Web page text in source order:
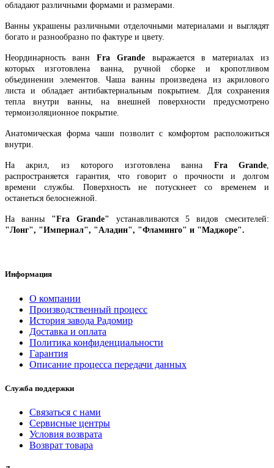
обладают различными формами и размерами.
Ванны украшены различными отделочными материалами и выглядят
богато и разнообразно по фактуре и цвету.
Неординарность ваннFra Grande выражается в материалах из
которых изготовлена ванна, ручной сборке и кропотливом
объединении элементов. Чаша ванны произведена из акрилового
листа и обладает антибактериальным покрытием. Для сохранения
тепла внутри ванны, на внешней поверхности предусмотрено
термоизоляционное покрытие.
Анатомическая форма чаши позволит с комфортом расположиться
внутри.
На акрил, из которого изготовлена ванна Fra Grande,
распространяется гарантия, что говорит о прочности и долгом
времени службы. Поверхность не потускнеет со временем и
останеться белоснежной.
На ванны "Fra Grande" устанавливаются 5 видов смесителей:
"Лонг", "Империал", "Аладин", "Фламинго" и "Маджоре".
Информация
О компании
Производственный процесс
История завода Радомир
Доставка и оплата
Политика конфиденциальности
Гарантия
Описание процесса передачи данных
Служба поддержки
Связаться с нами
Сервисные центры
Условия возврата
Возврат товара